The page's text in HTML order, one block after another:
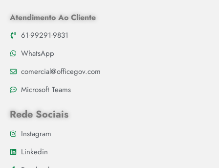
Atendimento Ao Cliente
61-99291-9831
WhatsApp
comercial@officegov.com
Microsoft Teams
Rede Sociais
Instagram
Linkedin